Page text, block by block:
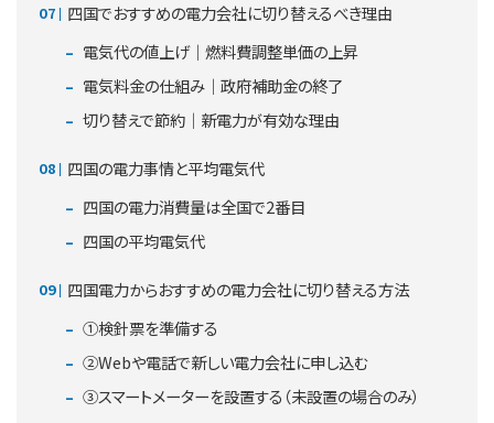
四国でおすすめの電力会社に切り替えるべき理由
電気代の値上げ｜燃料費調整単価の上昇
電気料金の仕組み｜政府補助金の終了
切り替えで節約｜新電力が有効な理由
四国の電力事情と平均電気代
四国の電力消費量は全国で2番目
四国の平均電気代
四国電力からおすすめの電力会社に切り替える方法
①検針票を準備する
②Webや電話で新しい電力会社に申し込む
③スマートメーターを設置する（未設置の場合のみ）